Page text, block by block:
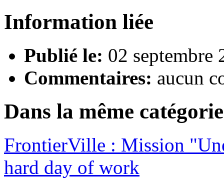
Information liée
Publié le: 02 septembre
Commentaires: aucun
Dans la même catégorie
FrontierVille : Mission
hard day of work